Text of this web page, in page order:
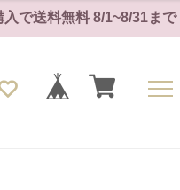
入で送料無料 8/1~8/31まで